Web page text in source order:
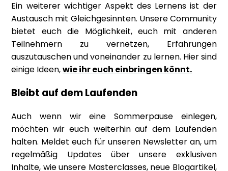
Ein weiterer wichtiger Aspekt des Lernens ist der
Austausch mit Gleichgesinnten. Unsere Community
bietet euch die Möglichkeit, euch mit anderen
Teilnehmern zu vernetzen, Erfahrungen
auszutauschen und voneinander zu lernen. Hier sind
einige Ideen,wie ihr euch einbringen könnt.
Bleibt auf dem Laufenden
Auch wenn wir eine Sommerpause einlegen,
möchten wir euch weiterhin auf dem Laufenden
halten. Meldet euch für unseren Newsletter an, um
regelmäßig Updates über unsere exklusiven
Inhalte, wie unsere Masterclasses, neue Blogartikel,